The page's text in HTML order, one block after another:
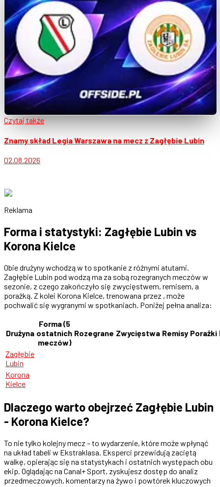
Czytaj także
Znamy skład Legia Warszawa na mecz z Zagłębie Lubin
02.08.2026
Reklama
Forma i statystyki: Zagłębie Lubin vs
Korona Kielce
Obie drużyny wchodzą w to spotkanie z różnymi atutami.
Zagłębie Lubin pod wodzą ma za sobą rozegranych meczów w
sezonie, z czego zakończyło się zwycięstwem, remisem, a
porażką. Z kolei Korona Kielce, trenowana przez , może
pochwalić się wygranymi w spotkaniach. Poniżej pełna analiza:
Drużyna
Forma (5
ostatnich
meczów)
Rozegrane Zwycięstwa Remisy Porażki
Zagłębie
Lubin
Korona
Kielce
Dlaczego warto obejrzeć Zagłębie Lubin
- Korona Kielce?
To nie tylko kolejny mecz – to wydarzenie, które może wpłynąć
na układ tabeli w Ekstraklasa. Eksperci przewidują zaciętą
walkę, opierając się na statystykach i ostatnich występach obu
ekip. Oglądając na Canal+ Sport, zyskujesz dostęp do analiz
przedmeczowych, komentarzy na żywo i powtórek kluczowych